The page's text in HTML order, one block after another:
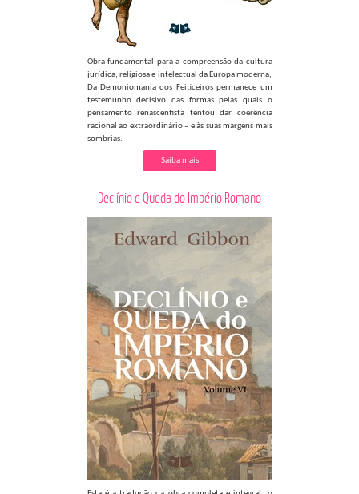
Obra fundamental para a compreensão da cultura
jurídica, religiosa e intelectual da Europa moderna,
Da Demoniomania dos Feiticeiros permanece um
testemunho decisivo das formas pelas quais o
pensamento renascentista tentou dar coerência
racional ao extraordinário – e às suas margens mais
sombrias.
Saiba mais
Declínio e Queda do Império Romano